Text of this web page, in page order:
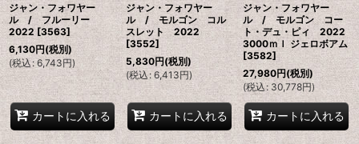
ジャン・フォワヤー
ル / フルーリー
2022 [3563]
6,130円(税別)
(税込 : 6,743円)
カートに入れる
ジャン・フォワヤー
ル / モルゴン コル
スレット 2022
[3552]
5,830円(税別)
(税込 : 6,413円)
カートに入れる
ジャン・フォワヤー
ル / モルゴン コー
ト・デュ・ピィ 2022
3000ｍｌ ジェロボアム
[3582]
27,980円(税別)
(税込: 30,778円)
カートに入れる